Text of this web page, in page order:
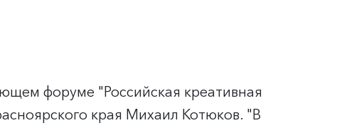
форуме "Российская креативная
края Михаил Котюков. "В